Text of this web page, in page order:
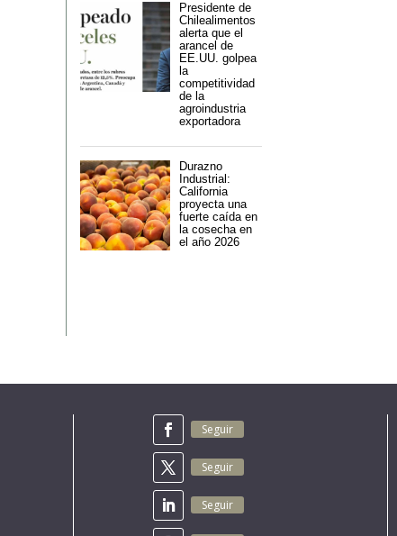
Presidente de
Chilealimentos
alerta que el
arancel de
EE.UU. golpea
la
competitividad
de la
agroindustria
exportadora
Durazno
Industrial:
California
proyecta una
fuerte caída en
la cosecha en
el año 2026
Seguir
Seguir
Seguir